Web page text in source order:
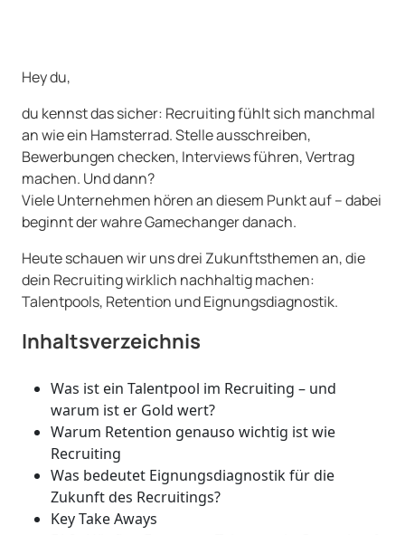
Hey du,
du kennst das sicher: Recruiting fühlt sich manchmal
an wie ein Hamsterrad. Stelle ausschreiben,
Bewerbungen checken, Interviews führen, Vertrag
machen. Und dann?
Viele Unternehmen hören an diesem Punkt auf – dabei
beginnt der wahre Gamechanger danach.
Heute schauen wir uns drei Zukunftsthemen an, die
dein Recruiting wirklich nachhaltig machen:
Talentpools, Retention und Eignungsdiagnostik.
Inhaltsverzeichnis
Was ist ein Talentpool im Recruiting – und
warum ist er Gold wert?
Warum Retention genauso wichtig ist wie
Recruiting
Was bedeutet Eignungsdiagnostik für die
Zukunft des Recruitings?
Key Take Aways